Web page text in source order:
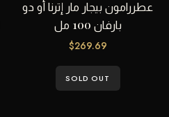
عطررامون بيجار مار إترنا أو دو
بارفان 100 مل
$269.69
SOLD OUT